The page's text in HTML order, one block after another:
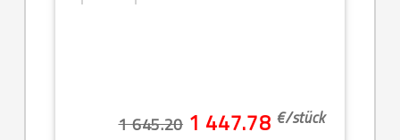
1 645.20 1 447.78 €/stück